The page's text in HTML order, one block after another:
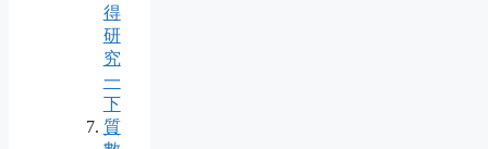
得
研
究
一
下
質